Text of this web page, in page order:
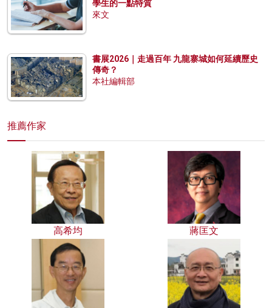
學生的一點特質
來文
書展2026｜走過百年 九龍寨城如何延續歷史
傳奇？
本社編輯部
推薦作家
高希均 蔣匡文